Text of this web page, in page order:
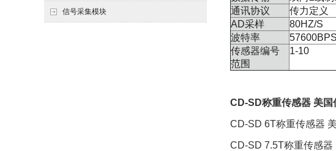
信号采集模块
通讯协议
传力定义
AD采样
80HZ/S
波特率
57600BPS
传感器编号
范围
1-10
CD-SD称重传感器 美
CD-SD 6T称重传感器
CD-SD 7.5T称重传感器